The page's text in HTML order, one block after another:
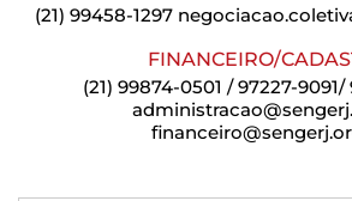
(21) 99458-1297
FINANCEIRO/
(21) 99874-0501 / 97227-